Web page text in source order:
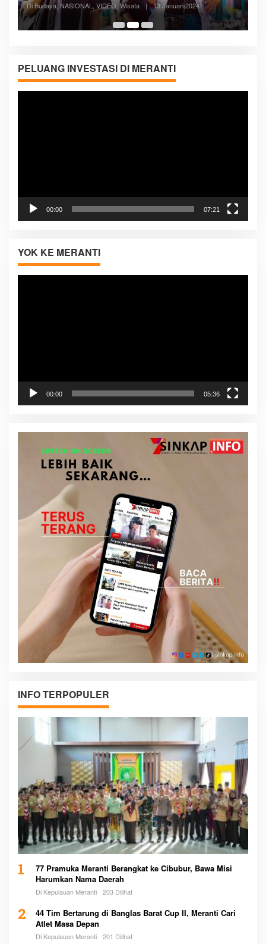
05:08
Di ADVERTORIAL, Kesehatan, VIDEO 27 Desember 2023
PELUANG INVESTASI DI MERANTI
00:00 07:21
YOK KE MERANTI
00:00 05:36
INFO TERPOPULER
1
77 Pramuka Meranti Berangkat ke Cibubur, Bawa Misi
Harumkan Nama Daerah
Di Kepulauan Meranti 203 Dilihat
2
44 Tim Bertarung di Banglas Barat Cup II, Meranti Cari
Atlet Masa Depan
Di Kepulauan Meranti 201 Dilihat